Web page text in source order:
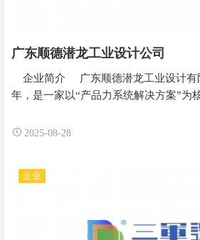
广东顺德潜龙工业设计公司
企业简介 广东顺德潜龙工业设计有
年，是一家以“产品力系统解决方案”为
2025-08-28
企业